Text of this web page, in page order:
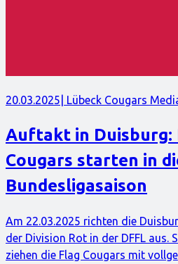
20.03.2025 | Lübeck Cougars
Auftakt in Duisburg:
Cougars starten in
Bundesligasaison
Am 22.03.2025 richten die
der Division Rot in der DFFL aus.
ziehen die Flag Cougars mit